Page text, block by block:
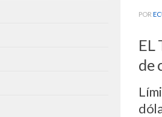
POR
EL
de